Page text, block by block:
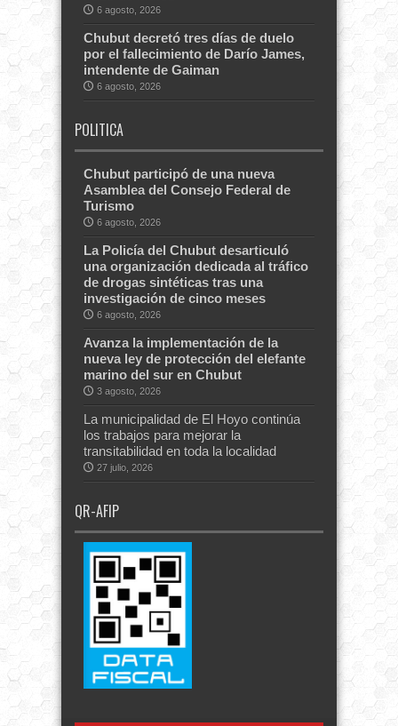
6 agosto, 2026
Chubut decretó tres días de duelo
por el fallecimiento de Darío James,
intendente de Gaiman
6 agosto, 2026
POLITICA
Chubut participó de una nueva
Asamblea del Consejo Federal de
Turismo
6 agosto, 2026
La Policía del Chubut desarticuló
una organización dedicada al tráfico
de drogas sintéticas tras una
investigación de cinco meses
6 agosto, 2026
Avanza la implementación de la
nueva ley de protección del elefante
marino del sur en Chubut
3 agosto, 2026
La municipalidad de El Hoyo continúa
los trabajos para mejorar la
transitabilidad en toda la localidad
27 julio, 2026
QR-AFIP